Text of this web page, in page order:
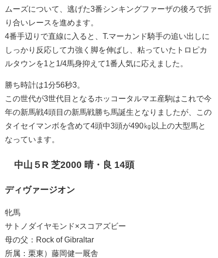
ムーズについて、逃げた3番シンキングファーザの後ろで折
り合いレースを進めます。
4番手辺りで直線に入ると、T.マーカンド騎手の追い出しに
しっかり反応して力強く脚を伸ばし、粘っていたトロピカ
ルタウンを1と1/4馬身抑えて1番人気に応えました。
勝ち時計は1分56秒3。
この世代が3世代目となるホッコータルマエ産駒はこれで今
年の新馬戦4頭目の新馬戦勝ち馬誕生となりましたが、この
タイセイマンボを含めて4頭中3頭が490㎏以上の大型馬と
なっています。
中山５R 芝2000 晴・良 14頭
ディヴァージオン
牝馬
サトノダイヤモンド×スコアズビー
母の父：Rock of Gibraltar
所属：栗東）藤岡健一厩舎